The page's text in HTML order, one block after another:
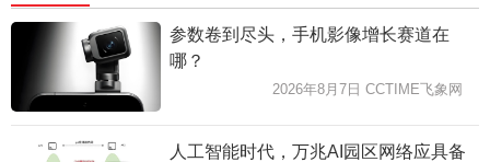
参数卷到尽头，手机影像增长赛道在
哪？
2026年8月7日 CCTIME飞象网
人工智能时代，万兆AI园区网络应具备